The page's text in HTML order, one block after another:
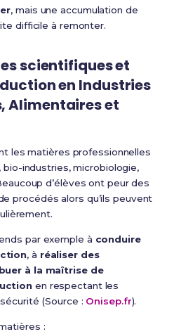
, mais une accumulation de
difficile à remonter.
scientifiques et
en Industries
Alimentaires et
les matières professionnelles
industries, microbiologie,
d’élèves ont peur des
procédés alors qu’ils peuvent
par exemple à conduire
, à réaliser des
à la maîtrise de
en respectant les
(Source : Onisep.fr).
: